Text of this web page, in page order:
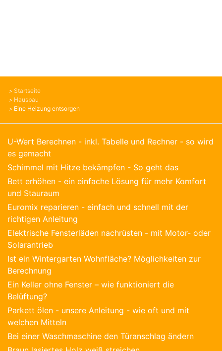
Startseite
Hausbau
Eine Heizung entsorgen
U-Wert Berechnen - inkl. Tabelle und Rechner - so wird
es gemacht
Schimmel mit Hitze bekämpfen - So geht das
Bett erhöhen - ein einfache Lösung für mehr Komfort
und Stauraum
Euromix reparieren - einfach und schnell mit der
richtigen Anleitung
Elektrische Fensterläden nachrüsten - mit Motor- oder
Solarantrieb
Ist ein Wintergarten Wohnfläche? Möglichkeiten zur
Berechnung
Ein Keller ohne Fenster – wie funktioniert die
Belüftung?
Parkett ölen - unsere Anleitung - wie oft und mit
welchen Mitteln
Bei einer Waschmaschine den Türanschlag ändern